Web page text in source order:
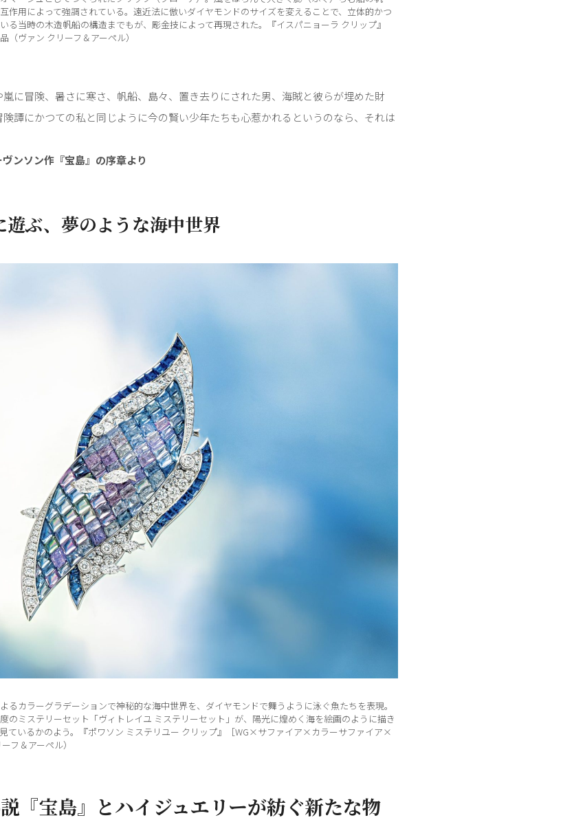
作用によって強調されている。遠近法に倣いダイヤモンドのサイズを変えることで、立体的かつ
る当時の木造帆船の構造までもが、彫金技によって再現された。『イスパニョーラ クリップ』
ヴァン クリーフ＆アーペル）
に冒険、暑さに寒さ、帆船、島々、置き去りにされた男、海賊と彼らが埋めた財
譚にかつての私と同じように今の賢い少年たちも心惹かれるというのなら、それは
ンソン作『宝島』の序章より
ぶ、夢のような海中世界
るカラーグラデーションで神秘的な海中世界を、ダイヤモンドで舞うように泳ぐ魚たちを表現。
のミステリーセット「ヴィトレイユ ミステリーセット」が、陽光に煌めく海を絵画のように描き
ているかのよう。『ポワソン ミステリユー クリップ』［WG×サファイア×カラーサファイア×
フ＆アーペル）
『宝島』とハイジュエリーが紡ぐ新たな物